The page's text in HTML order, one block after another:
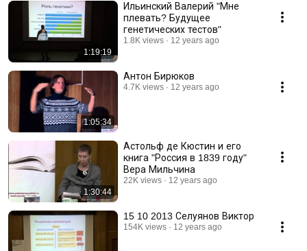
1:19:19
Ильинский Валерий "Мне
плевать? Будущее
генетических тестов"
1.8K views 12 years ago
1:05:34
Антон Бирюков
4.7K views 12 years ago
1:30:44
Астольф де Кюстин и его
книга "Россия в 1839 году"
Вера Мильчина
22K views 12 years ago
15 10 2013 Селуянов Виктор
154K views 12 years ago